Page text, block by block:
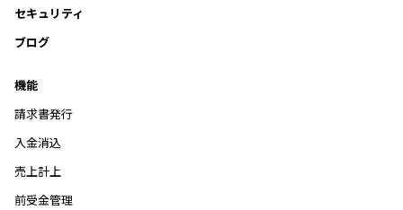
セキュリティ
ブログ
機能
請求書発行
入金消込
売上計上
前受金管理